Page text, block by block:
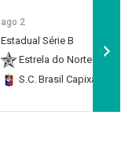
ago 2
Estadual Série B
Estrela do Norte F.C.
S.C. Brasil Capixaba